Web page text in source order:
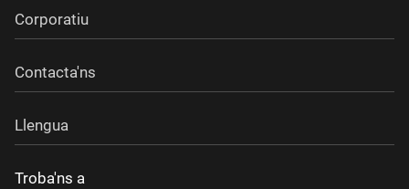
Corporatiu
Contacta'ns
Llengua
Troba'ns a